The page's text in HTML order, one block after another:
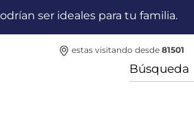
ser ideales para tu familia.
estas visitando desde 81501